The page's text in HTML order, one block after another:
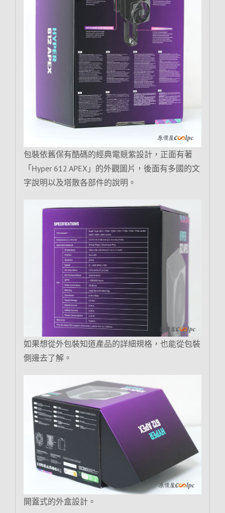
包裝依舊保有酷碼的經典電競紫設計，正面有著
「Hyper 612 APEX」的外觀圖片，後面有多國的文
字說明以及塔散各部件的說明。
如果想從外包裝知道產品的詳細規格，也能從包裝
側邊去了解。
開蓋式的外盒設計。